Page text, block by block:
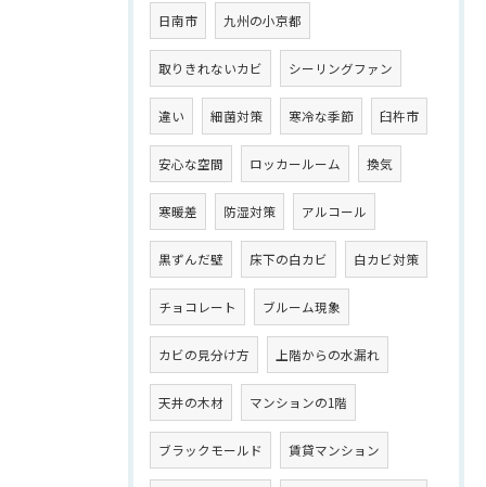
日南市 九州の小京都
取りきれないカビ シーリングファン
違い 細菌対策 寒冷な季節 臼杵市
安心な空間 ロッカールーム 換気
寒暖差 防湿対策 アルコール
黒ずんだ壁 床下の白カビ 白カビ対策
チョコレート ブルーム現象
カビの見分け方 上階からの水漏れ
天井の木材 マンションの1階
ブラックモールド 賃貸マンション